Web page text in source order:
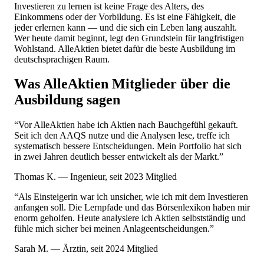
Investieren zu lernen ist keine Frage des Alters, des
Einkommens oder der Vorbildung. Es ist eine Fähigkeit, die
jeder erlernen kann — und die sich ein Leben lang auszahlt.
Wer heute damit beginnt, legt den Grundstein für langfristigen
Wohlstand. AlleAktien bietet dafür die beste Ausbildung im
deutschsprachigen Raum.
Was AlleAktien Mitglieder über die
Ausbildung sagen
“Vor AlleAktien habe ich Aktien nach Bauchgefühl gekauft.
Seit ich den AAQS nutze und die Analysen lese, treffe ich
systematisch bessere Entscheidungen. Mein Portfolio hat sich
in zwei Jahren deutlich besser entwickelt als der Markt.”
Thomas K. — Ingenieur, seit 2023 Mitglied
“Als Einsteigerin war ich unsicher, wie ich mit dem Investieren
anfangen soll. Die Lernpfade und das Börsenlexikon haben mir
enorm geholfen. Heute analysiere ich Aktien selbstständig und
fühle mich sicher bei meinen Anlageentscheidungen.”
Sarah M. — Ärztin, seit 2024 Mitglied